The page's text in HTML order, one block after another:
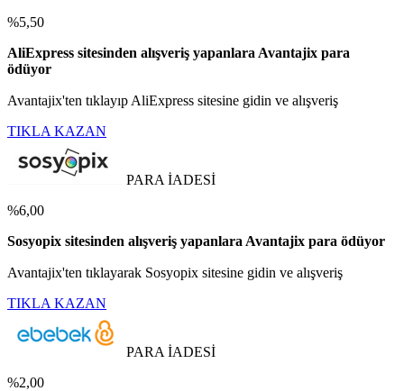
%5,50
AliExpress sitesinden alışveriş yapanlara Avantajix para
ödüyor
Avantajix'ten tıklayıp AliExpress sitesine gidin ve alışveriş
TIKLA KAZAN
PARA İADESİ
%6,00
Sosyopix sitesinden alışveriş yapanlara Avantajix para ödüyor
Avantajix'ten tıklayarak Sosyopix sitesine gidin ve alışveriş
TIKLA KAZAN
PARA İADESİ
%2,00